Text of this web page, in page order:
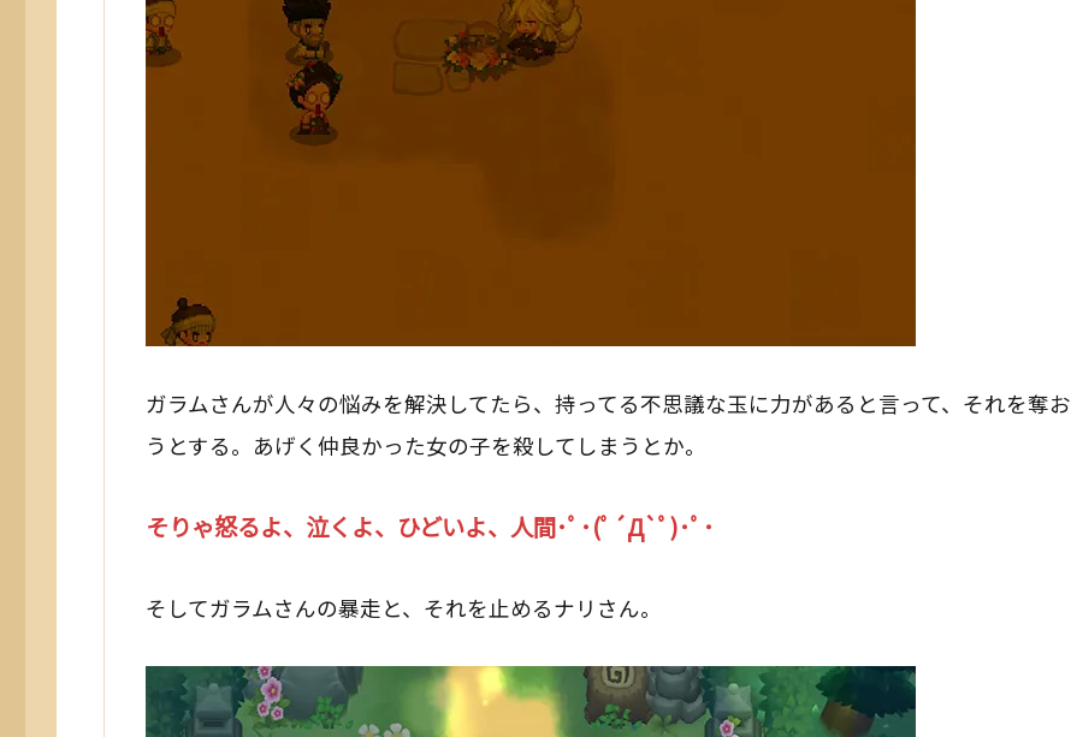
ガラムさんが人々の悩みを解決してたら、持ってる不思議な玉に力があると言って、それを奪お
うとする。あげく仲良かった女の子を殺してしまうとか。
そりゃ怒るよ、泣くよ、ひどいよ、人間･ﾟ･(ﾟ´Д`ﾟ)･ﾟ･
そしてガラムさんの暴走と、それを止めるナリさん。